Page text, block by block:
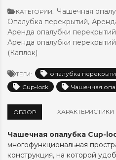
КАТЕГОРИИ: Чашечная
Опалубка перекрытий,
Аренда опалубки перекрытий
Аренда опалубки
(Каплок)
ТЕГИ: опалубка
Cup-lock
Чашечная
ОБЗОР ХАРАКТЕРИСТИКИ
Чашечная опалубка Cup-
многофункциональная
конструкция, на которой